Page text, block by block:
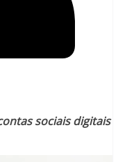
sociais digitais